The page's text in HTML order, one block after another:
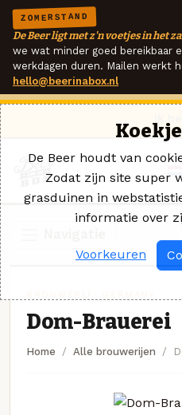
ZOMERSTAND
De Beer ligt met z'n voetjes in het
we wat minder goed bereikbaar
werkdagen duren. Mailen werkt
hello@beerinabox.nl
Dom-Brauerei
Home Alle brouwerijen
De Beer houdt van
Zodat zijn site super
grasduinen in
informatie over
Voorkeuren